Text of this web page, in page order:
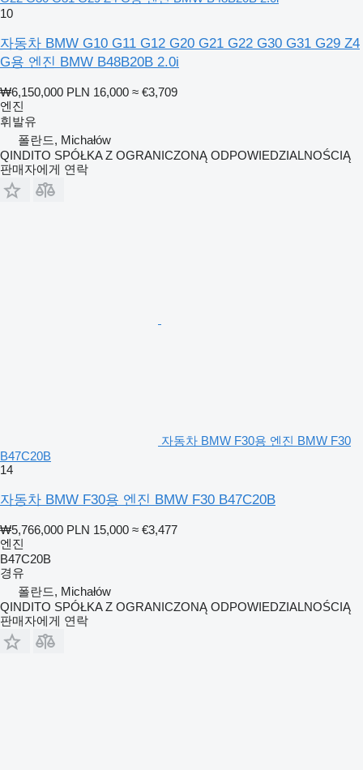
10
자동차 BMW G10 G11 G12 G20 G21 G22 G30 G31 G29 Z4
G용 엔진 BMW B48B20B 2.0i
₩6,150,000 PLN 16,000 ≈ €3,709
엔진
휘발유
폴란드, Michałów
QINDITO SPÓŁKA Z OGRANICZONĄ ODPOWIEDZIALNOŚCIĄ
판매자에게 연락
자동차 BMW F30용 엔진 BMW F30
B47C20B
14
자동차 BMW F30용 엔진 BMW F30 B47C20B
₩5,766,000 PLN 15,000 ≈ €3,477
엔진
B47C20B
경유
폴란드, Michałów
QINDITO SPÓŁKA Z OGRANICZONĄ ODPOWIEDZIALNOŚCIĄ
판매자에게 연락